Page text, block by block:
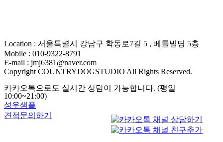
Location : 서울특별시 강남구 학동로7길 5 , 베틀빌딩 5층
Mobile : 010-9322-8791
E-mail : jmj6381@naver.com
Copyright COUNTRYDOGSTUDIO All Rights Reserved.
카카오톡으로도 실시간 상담이 가능합니다. (평일
10:00~21:00)
성우샘플
견적문의하기